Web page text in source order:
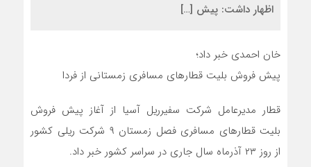
اظهار داشت: پیش […]
خان احمدی خبر داد؛
پیش فروش بلیت قطار‌های مسافری زمستانی از فردا
قطار مدیرعامل شرکت سفیرریل آسیا از آغاز پیش فروش
بلیت قطار‌های مسافری فصل زمستان ۹ شرکت ریلی کشور
از روز ۲۳ آذرماه سال جاری در سراسر کشور خبر داد.